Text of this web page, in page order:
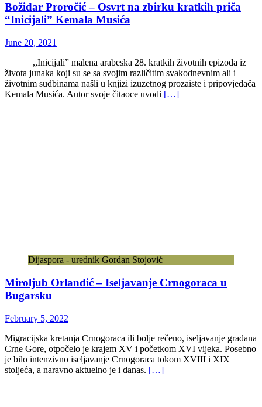
Božidar Proročić – Osvrt na zbirku kratkih priča
“Inicijali” Kemala Musića
June 20, 2021
,,Inicijali” malena arabeska 28. kratkih životnih epizoda iz
života junaka koji su se sa svojim različitim svakodnevnim ali i
životnim sudbinama našli u knjizi izuzetnog prozaiste i pripovjedača
Kemala Musića. Autor svoje čitaoce uvodi […]
Dijaspora - urednik Gordan Stojović
Miroljub Orlandić – Iseljavanje Crnogoraca u
Bugarsku
February 5, 2022
Migracijska kretanja Crnogoraca ili bolje rečeno, iseljavanje građana
Crne Gore, otpočelo je krajem XV i početkom XVI vijeka. Posebno
je bilo intenzivno iseljavanje Crnogoraca tokom XVIII i XIX
stoljeća, a naravno aktuelno je i danas. […]